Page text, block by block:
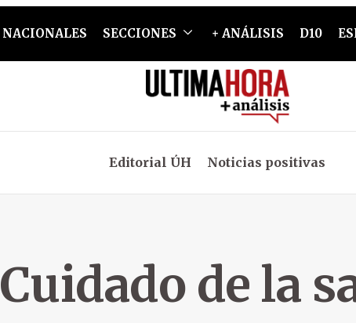
NACIONALES SECCIONES + ANÁLISIS D10
Editorial ÚH Noticias positivas
Cuidado de la